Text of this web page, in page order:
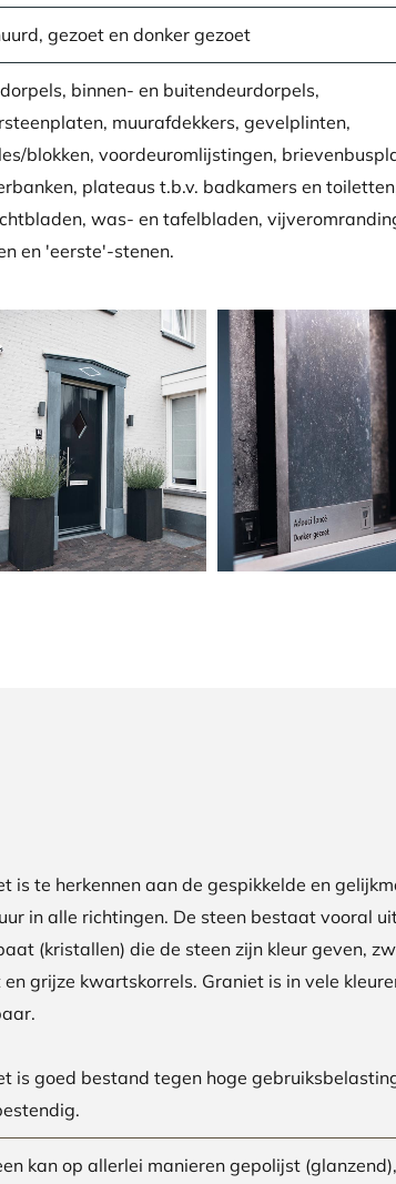
gezoet en donker gezoet
binnen- en buitendeurdorpels,
muurafdekkers, gevelplinten,
blokken, voordeuromlijstingen,
plateaus t.b.v. badkamers en
was- en tafelbladen,
en 'eerste'-stenen.
is te herkennen aan de gespikkelde en
in alle richtingen. De steen bestaat vooral
(kristallen) die de steen zijn kleur geven,
en grijze kwartskorrels. Graniet is in vele
is goed bestand tegen hoge
kan op allerlei manieren gepolijst